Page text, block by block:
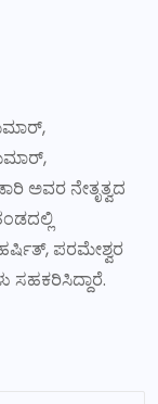
ಅವರ ನೇತೃತ್ವದ
ಹರ್ಷಿತ್, ಪರಮೇಶ್ವರ